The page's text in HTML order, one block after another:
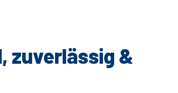
zuverlässig &